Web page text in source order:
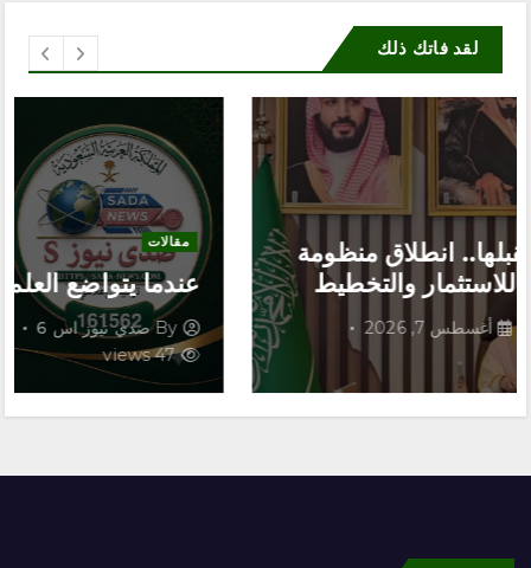
لقد فاتك ذلك
مقالات
عندما يتواضع العلم… يرتقي الإنسان
By صدي نيوز اس 6
أغسطس 7, 2026